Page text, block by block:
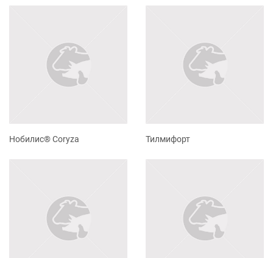
Нобилис® Coryza Тилмифорт